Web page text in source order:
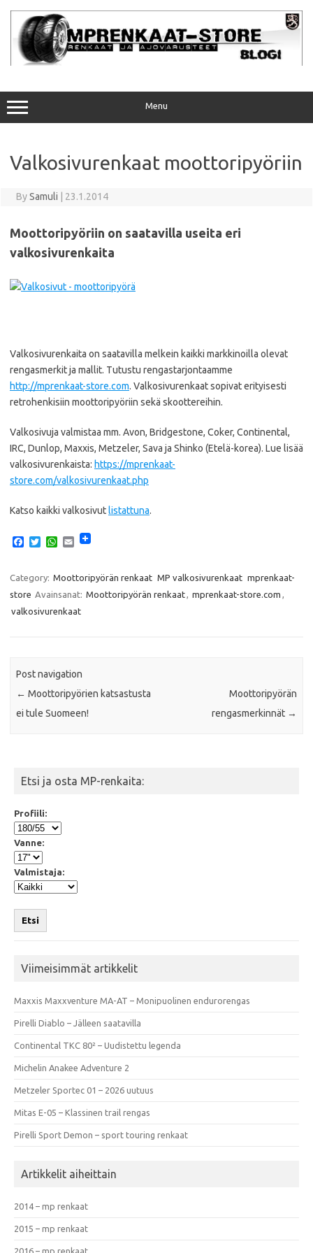
content
Menu
Valkosivurenkaat moottoripyöriin
BySamuli 23.1.2014
Moottoripyöriin on saatavilla useita eri
valkosivurenkaita
Valkosivurenkaita on saatavilla melkein kaikki markkinoilla olevat
rengasmerkit ja mallit. Tutustu rengastarjontaamme
http://mprenkaat-store.com. Valkosivurenkaat sopivat erityisesti
retrohenkisiin moottoripyöriin sekä skoottereihin.
Valkosivuja valmistaa mm. Avon, Bridgestone, Coker, Continental,
IRC, Dunlop, Maxxis, Metzeler, Sava ja Shinko (Etelä-korea). Lue lisää
valkosivurenkaista: https://mprenkaat-
store.com/valkosivurenkaat.php
Katso kaikki valkosivutlistattuna.
e
b
o
o
T
t
t
e
r
W
t
A
p
E
i
Category: Moottoripyörän renkaat MP valkosivurenkaat mprenkaat-
store Avainsanat: Moottoripyörän renkaat, mprenkaat-store.com ,
valkosivurenkaat
Post navigation
← Moottoripyörien katsastusta
ei tule Suomeen!
Moottoripyörän
rengasmerkinnät →
Etsi ja osta MP-renkaita:
Profiili:
Vanne:
Valmistaja:
Etsi
Viimeisimmät artikkelit
Maxxis Maxxventure MA-AT – Monipuolinen endurorengas
Pirelli Diablo – Jälleen saatavilla
Continental TKC 80² – Uudistettu legenda
Michelin Anakee Adventure 2
Metzeler Sportec 01 – 2026 uutuus
Mitas E-05 – Klassinen trail rengas
Pirelli Sport Demon – sport touring renkaat
Artikkelit aiheittain
2014 – mp renkaat
2015 – mp renkaat
2016 – mp renkaat